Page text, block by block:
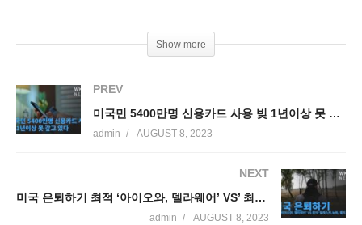
Show more
PREV
미국민 5400만명 신용카드 사용 빚 1년이상 못 갚고 있다
admin AUGUST 8, 2023
NEXT
미국 은퇴하기 최적 ‘아이오와, 델라웨어’ VS’ 최악 ‘알래스카,뉴욕, 캘리포니아’
admin AUGUST 8, 2023